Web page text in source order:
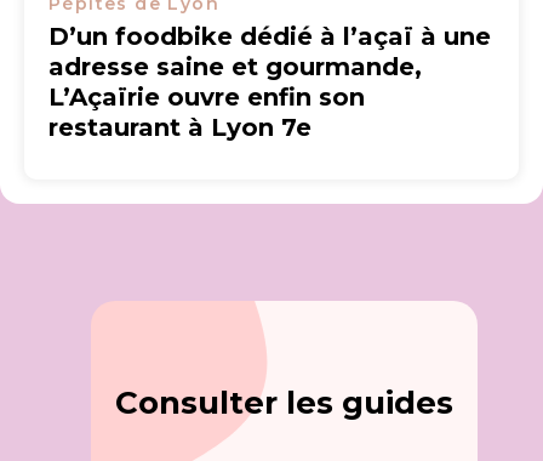
D’un foodbike dédié à l’açaï à une
adresse saine et gourmande,
L’Açaïrie ouvre enfin son
restaurant à Lyon 7e
Consulter les guides